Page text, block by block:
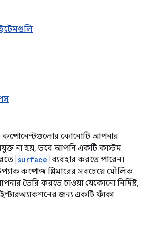
কম্পোনেন্টগুলোর কোনোটি আপনার
না হয়, তবে আপনি একটি কাস্টম
surface ব্যবহার করতে পারেন।
কম্পোজ গ্লিমারের সবচেয়ে মৌলিক
তৈরি করতে চাওয়া যেকোনো নির্দিষ্ট,
জন্য একটি ফাঁকা